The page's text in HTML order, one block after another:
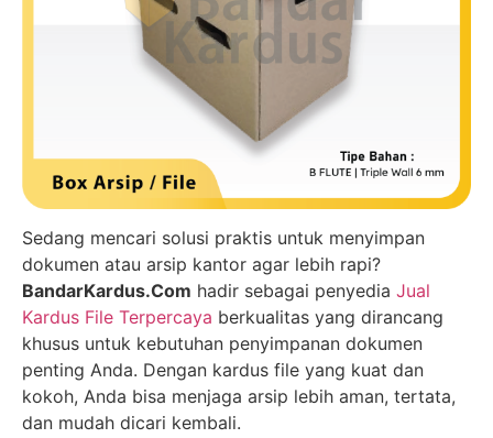
Sedang mencari solusi praktis untuk menyimpan
dokumen atau arsip kantor agar lebih rapi?
BandarKardus.Com hadir sebagai penyedia Jual
Kardus File Terpercaya berkualitas yang dirancang
khusus untuk kebutuhan penyimpanan dokumen
penting Anda. Dengan kardus file yang kuat dan
kokoh, Anda bisa menjaga arsip lebih aman, tertata,
dan mudah dicari kembali.